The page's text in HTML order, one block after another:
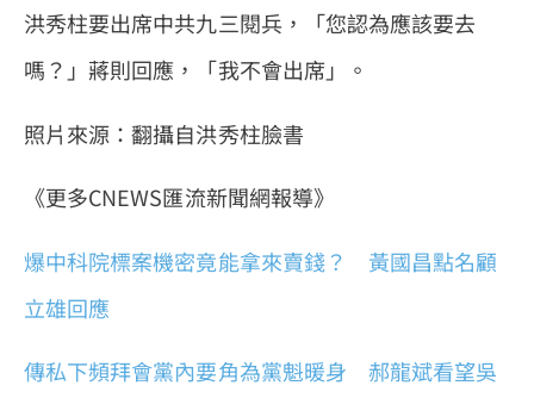
洪秀柱要出席中共九三閱兵，「您認為應該要去
嗎？」蔣則回應，「我不會出席」。
照片來源：翻攝自洪秀柱臉書
《更多CNEWS匯流新聞網報導》
爆中科院標案機密竟能拿來賣錢？ 黃國昌點名顧
立雄回應
傳私下頻拜會黨內要角為黨魁暖身 郝龍斌看望吳